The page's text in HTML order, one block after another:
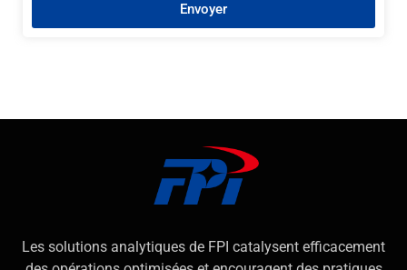
Envoyer
Les solutions analytiques de FPI catalysent efficacement